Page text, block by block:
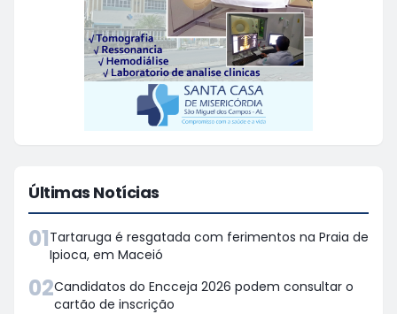
Últimas Notícias
01Tartaruga é resgatada com ferimentos na Praia de
Ipioca, em Maceió
02Candidatos do Encceja 2026 podem consultar o
cartão de inscrição